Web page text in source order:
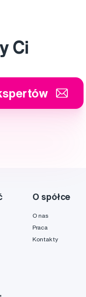
Ci
O spółce
O nas
Praca
Kontakty